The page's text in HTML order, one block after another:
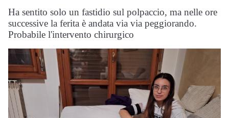
Ha sentito solo un fastidio sul polpaccio, ma nelle ore
successive la ferita è andata via via peggiorando.
Probabile l'intervento chirurgico